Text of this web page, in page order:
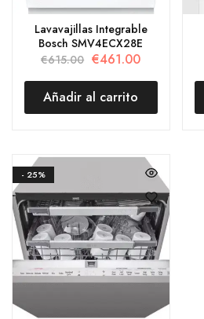
Lavavajillas Integrable
Bosch SMV4ECX28E
€615.00 €461.00
Añadir al carrito
- 25%